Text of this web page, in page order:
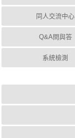
同人交流中心
Q&A問與答
系統檢測